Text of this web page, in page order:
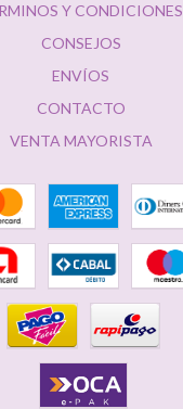
Y CONDICIONES
CONSEJOS
ENVÍOS
CONTACTO
VENTA MAYORISTA